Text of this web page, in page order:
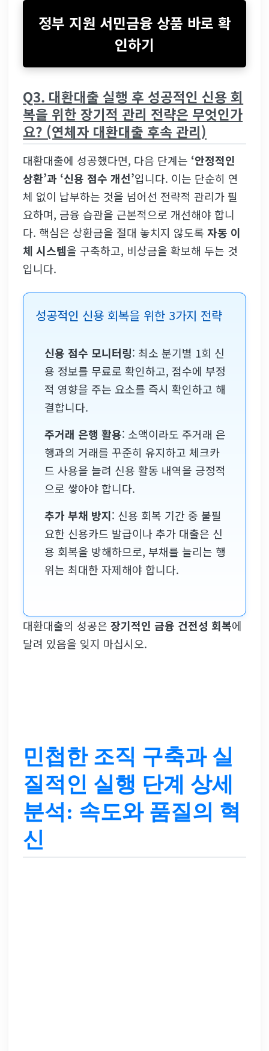
정부 지원 서민금융 상품 바로 확
인하기
Q3. 대환대출 실행 후 성공적인 신용 회
복을 위한 장기적 관리 전략은 무엇인가
요? (연체자 대환대출 후속 관리)
대환대출에 성공했다면, 다음 단계는 ‘안정적인
상환’과 ‘신용 점수 개선’입니다. 이는 단순히 연
체 없이 납부하는 것을 넘어선 전략적 관리가 필
요하며, 금융 습관을 근본적으로 개선해야 합니
다. 핵심은 상환금을 절대 놓치지 않도록자동 이
체 시스템을 구축하고, 비상금을 확보해 두는 것
입니다.
성공적인 신용 회복을 위한 3가지 전략
신용 점수 모니터링: 최소 분기별 1회 신
용 정보를 무료로 확인하고, 점수에 부정
적 영향을 주는 요소를 즉시 확인하고 해
결합니다.
주거래 은행 활용: 소액이라도 주거래 은
행과의 거래를 꾸준히 유지하고 체크카
드 사용을 늘려 신용 활동 내역을 긍정적
으로 쌓아야 합니다.
추가 부채 방지: 신용 회복 기간 중 불필
요한 신용카드 발급이나 추가 대출은 신
용 회복을 방해하므로, 부채를 늘리는 행
위는 최대한 자제해야 합니다.
대환대출의 성공은장기적인 금융 건전성 회복에
달려 있음을 잊지 마십시오.
민첩한 조직 구축과 실
질적인 실행 단계 상세
분석: 속도와 품질의 혁
신